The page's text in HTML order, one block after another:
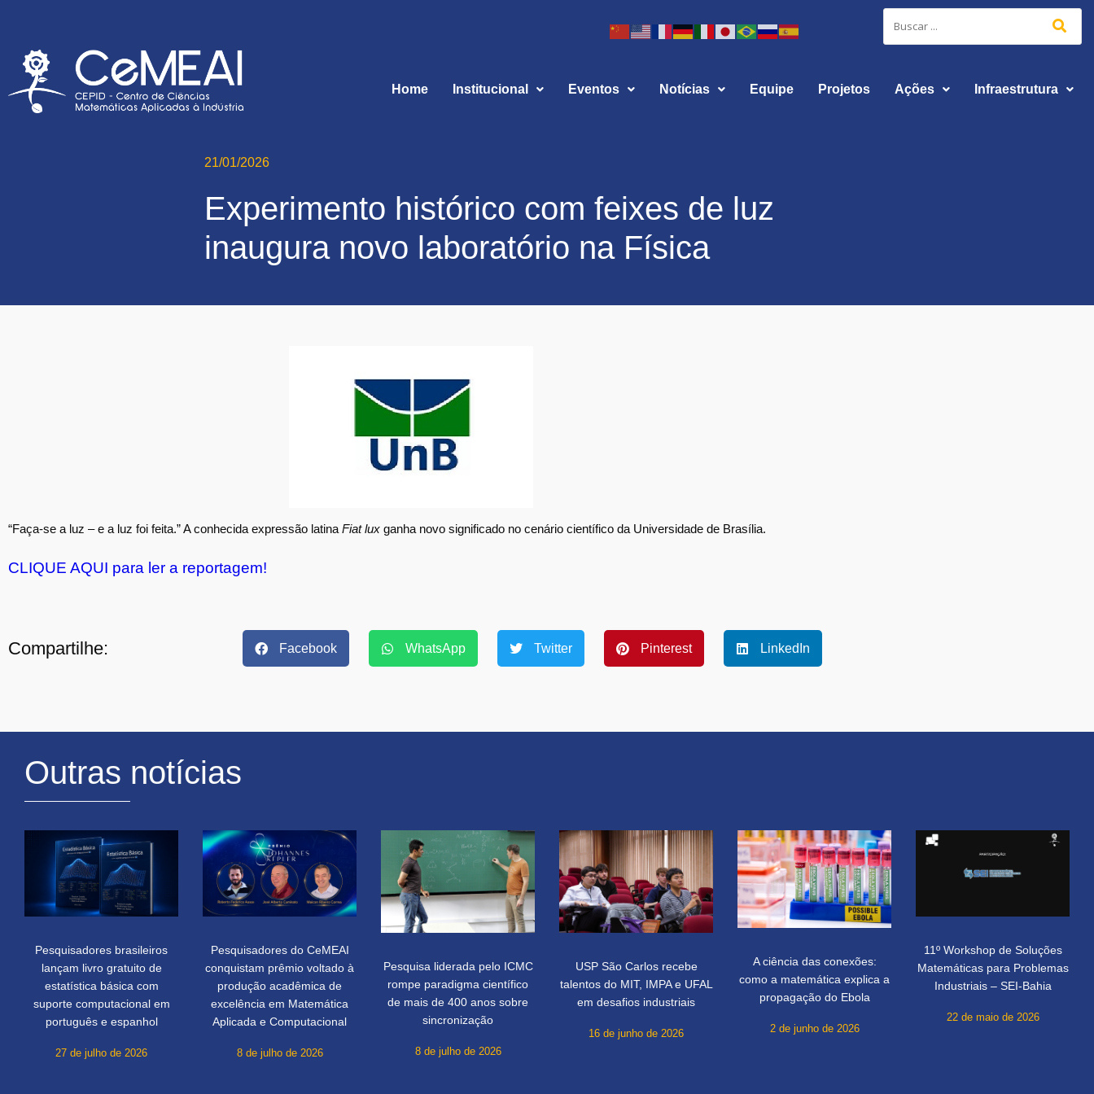
Home Institucional Eventos Notícias Equipe Projetos Ações Infraestrutura
21/01/2026
Experimento histórico com feixes de luz
inaugura novo laboratório na Física
“Faça-se a luz – e a luz foi feita.” A conhecida expressão latina Fiat lux ganha novo significado no cenário científico da Universidade de Brasília.
CLIQUE AQUI para ler a reportagem!
Compartilhe: Facebook WhatsApp Twitter Pinterest LinkedIn
Outras notícias
Pesquisadores brasileiros
lançam livro gratuito de
estatística básica com
suporte computacional em
português e espanhol
27 de julho de 2026
Pesquisadores do CeMEAI
conquistam prêmio voltado à
produção acadêmica de
excelência em Matemática
Aplicada e Computacional
8 de julho de 2026
Pesquisa liderada pelo ICMC
rompe paradigma científico
de mais de 400 anos sobre
sincronização
8 de julho de 2026
USP São Carlos recebe
talentos do MIT, IMPA e UFAL
em desafios industriais
16 de junho de 2026
A ciência das conexões:
como a matemática explica a
propagação do Ebola
2 de junho de 2026
11º Workshop de Soluções
Matemáticas para Problemas
Industriais – SEI-Bahia
22 de maio de 2026